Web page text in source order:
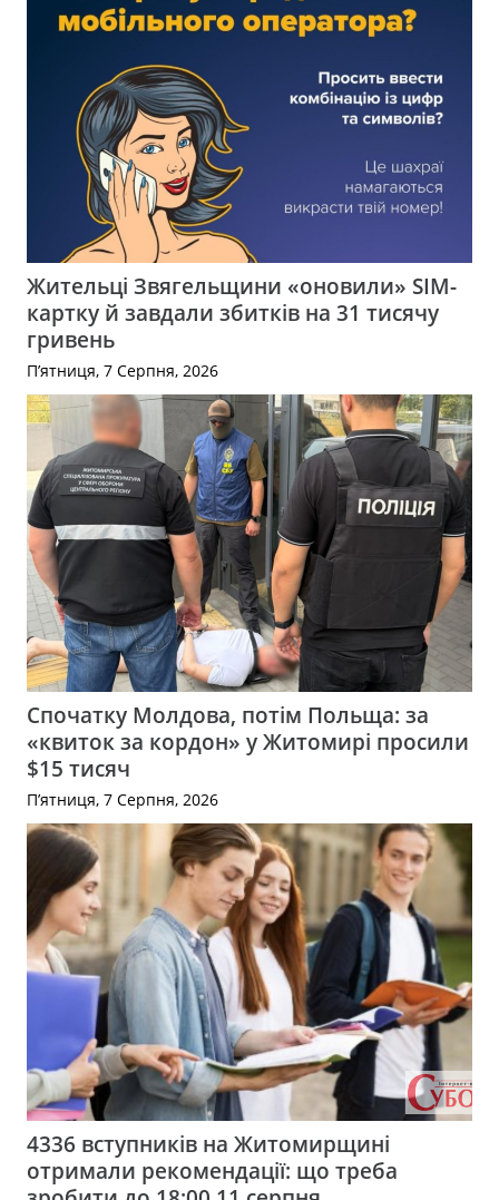
Жительці Звягельщини «оновили» SIM-
картку й завдали збитків на 31 тисячу
гривень
П’ятниця, 7 Серпня, 2026
Спочатку Молдова, потім Польща: за
«квиток за кордон» у Житомирі просили
$15 тисяч
П’ятниця, 7 Серпня, 2026
4336 вступників на Житомирщині
отримали рекомендації: що треба